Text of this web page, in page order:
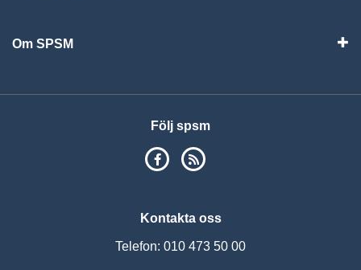
Om SPSM
Följ spsm
SPSM på Facebook
Kontakta oss
Telefon: 010 473 50 00